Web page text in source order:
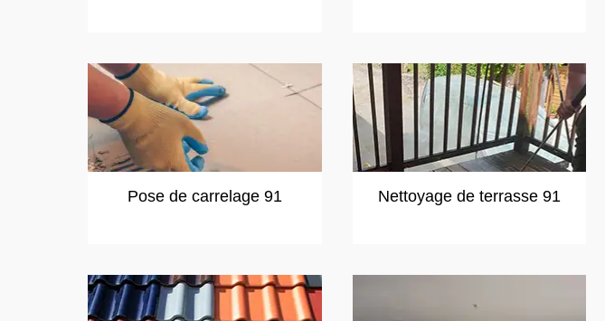
Pose de carrelage 91 Nettoyage de terrasse 91